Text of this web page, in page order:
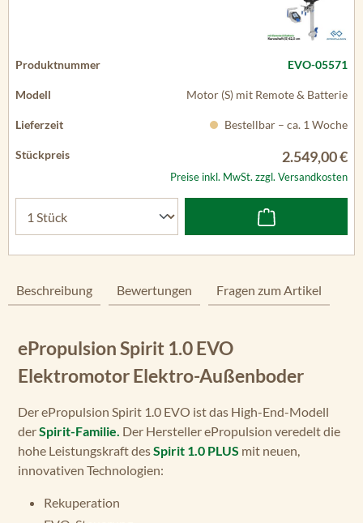
EVO-05571
Motor (S) mit Remote & Batterie
Bestellbar – ca. 1 Woche
2.549,00 €
Preise inkl. MwSt. zzgl. Versandkosten
Beschreibung Bewertungen Fragen zum Artikel
ePropulsion Spirit 1.0 EVO
Elektromotor Elektro-Außenboder
Der ePropulsion Spirit 1.0 EVO ist das High-End-Modell
derSpirit-Familie. Der Hersteller ePropulsion veredelt die
hohe Leistungskraft desSpirit 1.0 PLUS mit neuen,
innovativen Technologien:
Rekuperation